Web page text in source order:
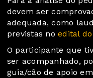
devem ser
adequada, como
previstas noedital
O participante que
ser acompanhado,
guia/cão de apoio